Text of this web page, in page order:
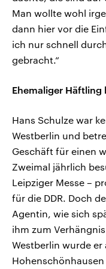
Man wollte wohl
dann hier vor die
ich nur schnell
gebracht.“
Ehemaliger
Hans Schulze war
Westberlin und
Geschäft für einen
Zweimal jährlich
Leipziger Messe –
für die DDR. Doch
Agentin, wie sich
ihm zum
Westberlin wurde